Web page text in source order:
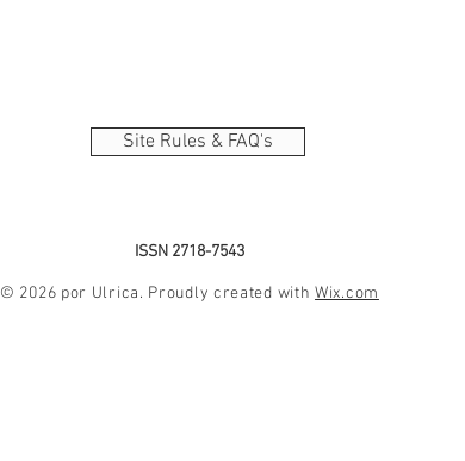
Site Rules & FAQ's
ISSN 2718-7543
© 2026 por Ulrica. Proudly created withWix.com